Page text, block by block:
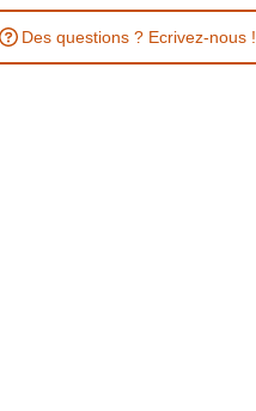
Des questions ? Ecrivez-nous !